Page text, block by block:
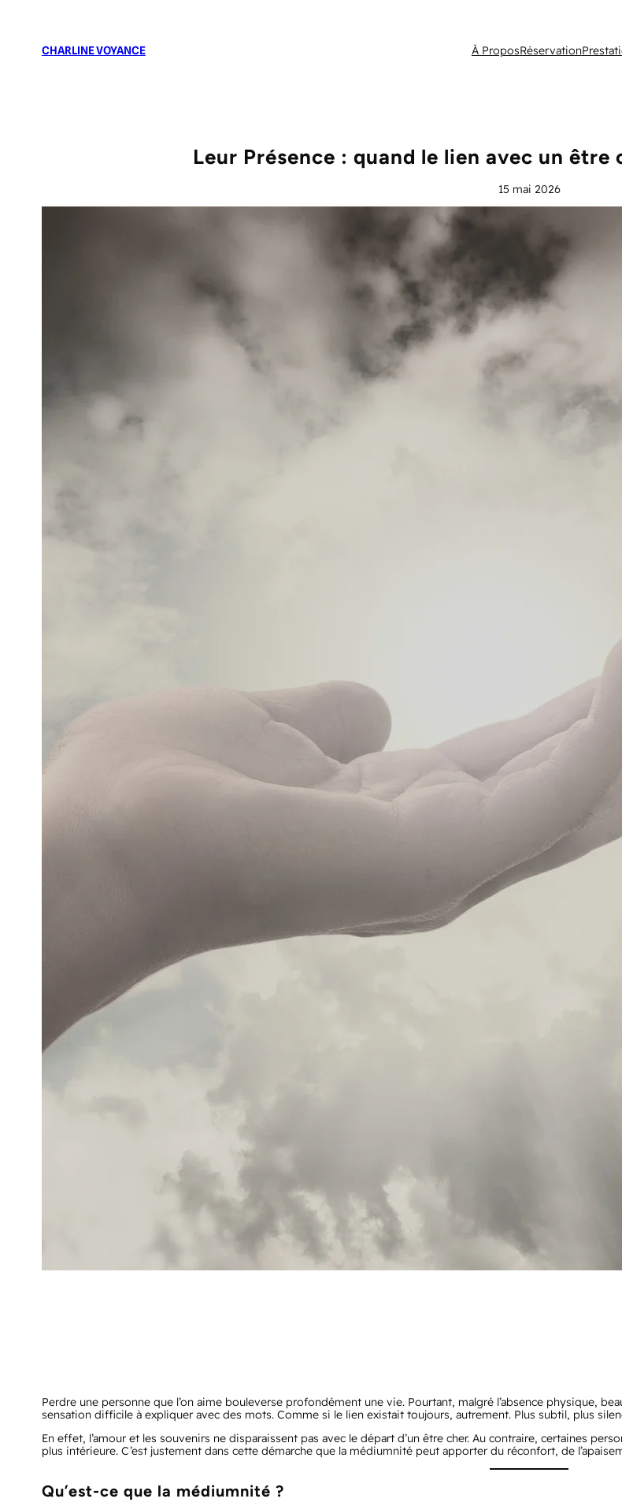
CHARLINE VOYANCE À ProposRéservation
Leur Présence : quand le lien avec un
15 mai 2026
Perdre une personne que l’on aime bouleverse profondément une vie. Pourtant, malgré l’absence physique,
sensation difficile à expliquer avec des mots. Comme si le lien existait toujours, autrement. Plus subtil, plus
En effet, l’amour et les souvenirs ne disparaissent pas avec le départ d’un être cher. Au contraire, certaines
plus intérieure. C’est justement dans cette démarche que la médiumnité peut apporter du réconfort, de
Qu’est-ce que la médiumnité ?